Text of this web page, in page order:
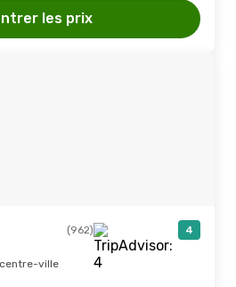
les prix
(962) 4
centre-ville